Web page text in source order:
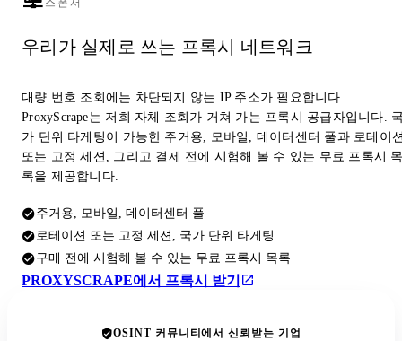
스폰서
우리가 실제로 쓰는 프록시 네트워크
대량 번호 조회에는 차단되지 않는 IP 주소가 필요합니다.
ProxyScrape는 저희 자체 조회가 거쳐 가는 프록시 공급자입니다.
가 단위 타게팅이 가능한 주거용, 모바일, 데이터센터 풀과 로테이
또는 고정 세션, 그리고 결제 전에 시험해 볼 수 있는 무료 프록시
록을 제공합니다.
주거용, 모바일, 데이터센터 풀
로테이션 또는 고정 세션, 국가 단위 타게팅
구매 전에 시험해 볼 수 있는 무료 프록시 목록
PROXYSCRAPE에서 프록시 받기
OSINT 커뮤니티에서 신뢰받는 기업